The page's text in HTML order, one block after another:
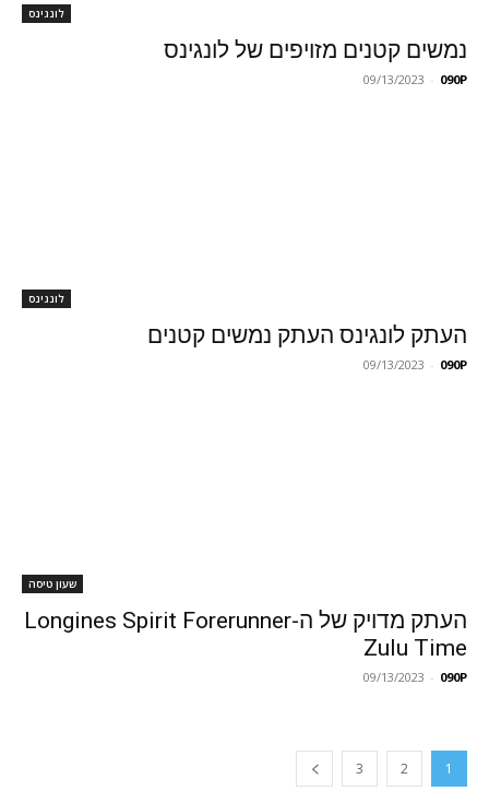
לונגינס
נמשים קטנים מזויפים של לונגינס
090P
-
09/13/2023
לונגינס
העתק לונגינס העתק נמשים קטנים
090P
-
09/13/2023
שעון טיסה
העתק מדויק של ה-Longines Spirit Forerunner
ZuIu Time
090P
-
09/13/2023
1
2
3